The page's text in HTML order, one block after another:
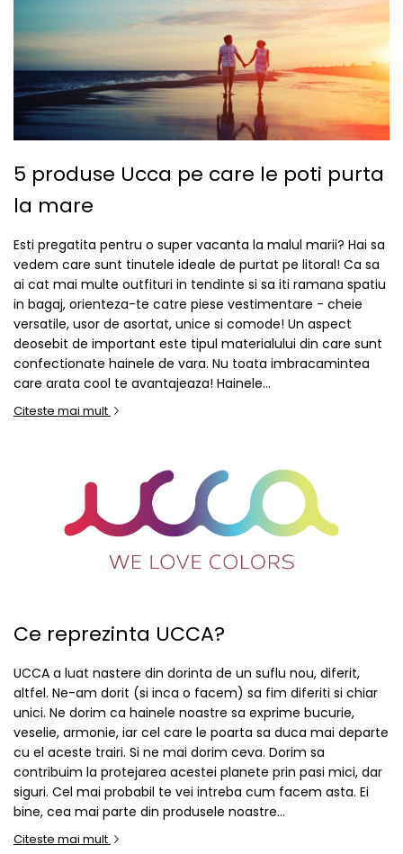
5 produse Ucca pe care le poti purta
la mare
Esti pregatita pentru o super vacanta la malul marii? Hai sa
vedem care sunt tinutele ideale de purtat pe litoral! Ca sa
ai cat mai multe outfituri in tendinte si sa iti ramana spatiu
in bagaj, orienteza-te catre piese vestimentare - cheie
versatile, usor de asortat, unice si comode! Un aspect
deosebit de important este tipul materialului din care sunt
confectionate hainele de vara. Nu toata imbracamintea
care arata cool te avantajeaza! Hainele...
Citeste mai mult
Ce reprezinta UCCA?
UCCA a luat nastere din dorinta de un suflu nou, diferit,
altfel. Ne-am dorit (si inca o facem) sa fim diferiti si chiar
unici. Ne dorim ca hainele noastre sa exprime bucurie,
veselie, armonie, iar cel care le poarta sa duca mai departe
cu el aceste trairi. Si ne mai dorim ceva. Dorim sa
contribuim la protejarea acestei planete prin pasi mici, dar
siguri. Cel mai probabil te vei intreba cum facem asta. Ei
bine, cea mai parte din produsele noastre...
Citeste mai mult